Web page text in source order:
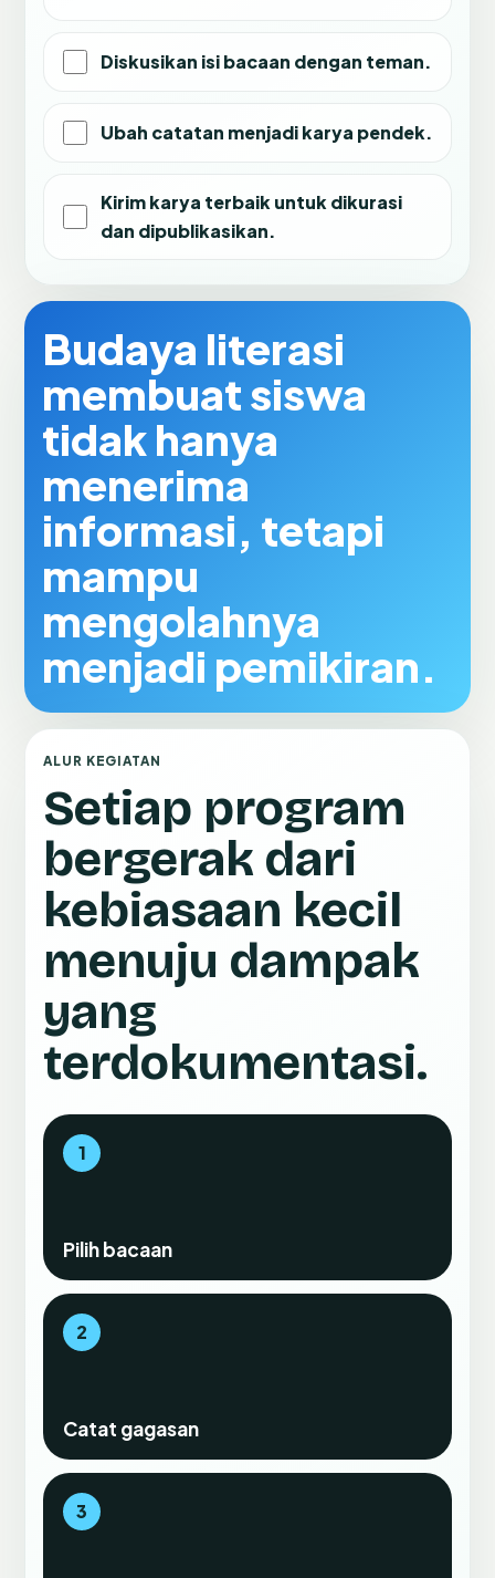
Diskusikan isi bacaan dengan teman.
Ubah catatan menjadi karya pendek.
Kirim karya terbaik untuk dikurasi
dan dipublikasikan.
Budaya literasi
membuat siswa
tidak hanya
menerima
informasi, tetapi
mampu
mengolahnya
menjadi pemikiran.
ALUR KEGIATAN
Setiap program
bergerak dari
kebiasaan kecil
menuju dampak
yang
terdokumentasi.
1
Pilih bacaan
2
Catat gagasan
3